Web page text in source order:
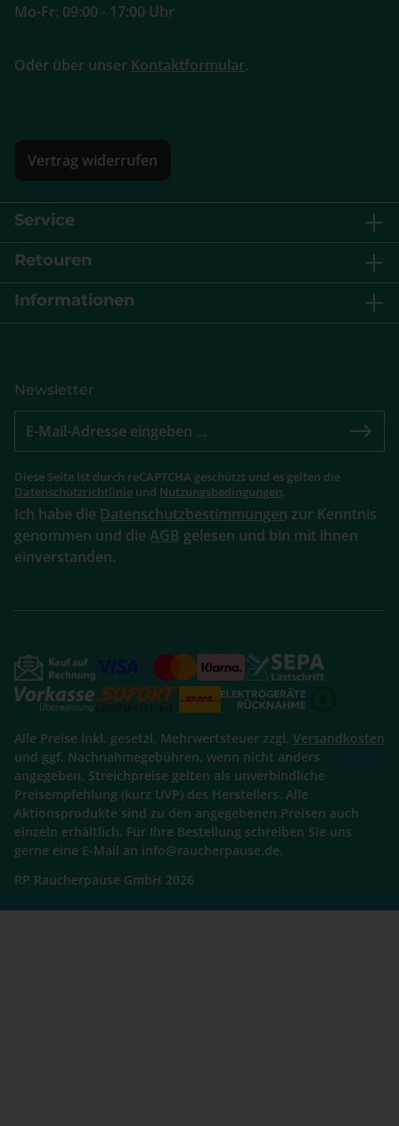
Mo-Fr: 09:00 - 17:00 Uhr
Oder über unser Kontaktformular.
Vertrag widerrufen
Service
Retouren
Informationen
Newsletter
Diese Seite ist durch reCAPTCHA geschützt und es gelten die
Datenschutzrichtlinie und Nutzungsbedingungen.
Ich habe die Datenschutzbestimmungen zur Kenntnis
genommen und die AGB gelesen und bin mit ihnen
einverstanden.
Alle Preise inkl. gesetzl. Mehrwertsteuer zzgl. Versandkosten
und ggf. Nachnahmegebühren, wenn nicht anders
angegeben. Streichpreise gelten als unverbindliche
Preisempfehlung (kurz UVP) des Herstellers. Alle
Aktionsprodukte sind zu den angegebenen Preisen auch
einzeln erhältlich. Für Ihre Bestellung schreiben Sie uns
gerne eine E-Mail an info@raucherpause.de.
RP Raucherpause GmbH 2026